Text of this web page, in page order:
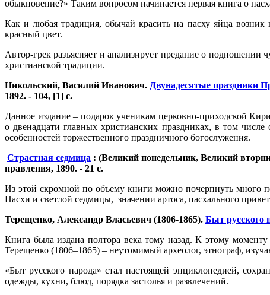
обыкновение?» Таким вопросом начинается первая книга о
Как и любая традиция, обычай красить на пасху яйца
красный цвет.
Автор-грек разъясняет и анализирует предание о
христианской традиции.
Никольский, Василий Иванович. Двунадесятые праздники
1892. - 104, [1] с.
Данное издание – подарок ученикам церковно-приходской
о двенадцати главных христианских праздниках, в том
особенностей торжественного праздничного богослужения.
Страстная седмица : (Великий понедельник, Великий
правления, 1890. - 21 с.
Из этой скромной по объему книги можно почерпнуть много
Пасхи и светлой седмицы, значении артоса, пасхального
Терещенко, Александр Власьевич (1806-1865). Быт русского
Книга была издана полтора века тому назад. К этому
Терещенко (1806–1865) – неутомимый археолог, этнограф,
«Быт русского народа» стал настоящей энциклопедией,
одежды, кухни, блюд, порядка застолья и развлечений.